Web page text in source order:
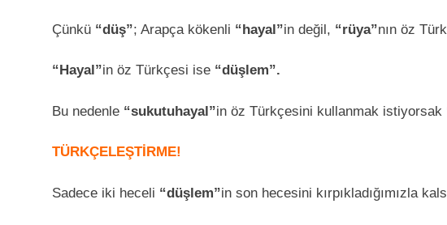
Çünkü “düş”; Arapça kökenli “hayal”in değil, “rüya”nın öz
“Hayal”in öz Türkçesi ise “düşlem”.
Bu nedenle “sukutuhayal”in öz Türkçesini kullanmak istiyorsak
TÜRKÇELEŞTİRME!
Sadece iki heceli “düşlem”in son hecesini kırpıkladığımızla